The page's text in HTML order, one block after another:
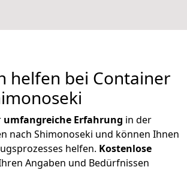
helfen bei Container
umfangreiche Erfahrung in der
nach Shimonoseki und können Ihnen
helfen. Kostenlose
Angaben und Bedürfnissen